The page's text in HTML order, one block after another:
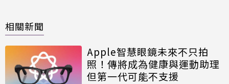
相關新聞
Apple智慧眼鏡未來不只拍
照！傳將成為健康與運動助理
但第一代可能不支援